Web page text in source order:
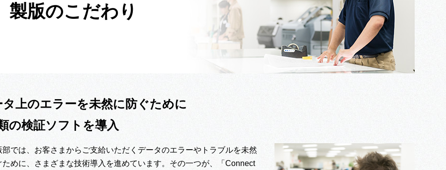
製版のこだわり
タ上のエラーを未然に防ぐために
の検証ソフトを導入
部では、お客さまからご支給いただくデータのエラーやトラブルを未然
ために、さまざまな技術導入を進めています。その一つが、「Connect